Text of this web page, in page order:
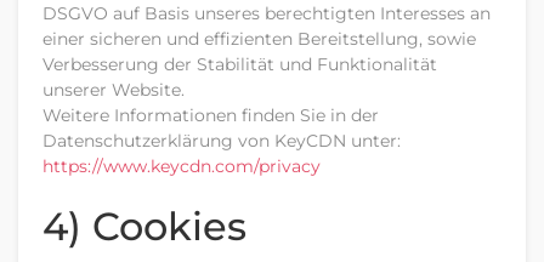
DSGVO auf Basis unseres berechtigten Interesses an
einer sicheren und effizienten Bereitstellung, sowie
Verbesserung der Stabilität und Funktionalität
unserer Website.
Weitere Informationen finden Sie in der
Datenschutzerklärung von KeyCDN unter:
https://www.keycdn.com/privacy
4) Cookies